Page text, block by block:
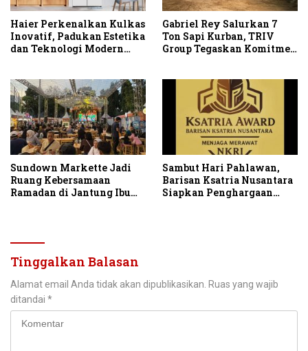
Haier Perkenalkan Kulkas
Inovatif, Padukan Estetika
dan Teknologi Modern
Gabriel Rey Salurkan 7
Ton Sapi Kurban, TRIV
Group Tegaskan Komitmen
Sundown Markette Jadi
Ruang Kebersamaan
Ramadan di Jantung Ibu
Sambut Hari Pahlawan,
Barisan Ksatria Nusantara
Siapkan Penghargaan
Tinggalkan Balasan
Alamat email Anda tidak akan dipublikasikan. Ruas yang wajib
ditandai *